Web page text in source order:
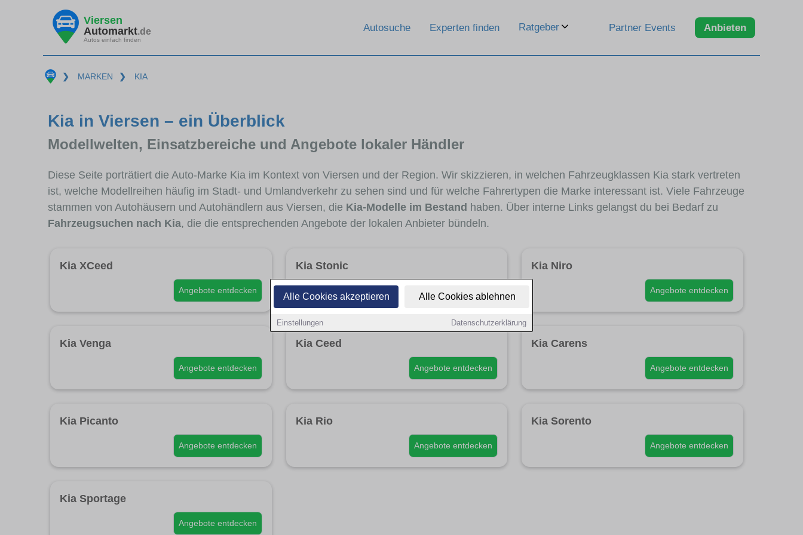
Alle Cookies akzeptieren Alle Cookies ablehnen
Einstellungen Datenschutzerklärung
Viersen
Automarkt.de
Autos einfach finden
Autosuche Experten finden Ratgeber Partner Events Anbieten
❯ MARKEN ❯ KIA
Kia in Viersen – ein Überblick
Modellwelten, Einsatzbereiche und Angebote lokaler Händler
Diese Seite porträtiert die Auto-Marke Kia im Kontext von Viersen und der Region. Wir skizzieren, in welchen Fahrzeugklassen Kia stark vertreten
ist, welche Modellreihen häufig im Stadt- und Umlandverkehr zu sehen sind und für welche Fahrertypen die Marke interessant ist. Viele Fahrzeuge
stammen von Autohäusern und Autohändlern aus Viersen, die Kia-Modelle im Bestand haben. Über interne Links gelangst du bei Bedarf zu
Fahrzeugsuchen nach Kia, die die entsprechenden Angebote der lokalen Anbieter bündeln.
Kia XCeed
Angebote entdecken
Kia Stonic Kia Niro
Angebote entdecken
Kia Venga
Angebote entdecken
Kia Ceed
Angebote entdecken
Kia Carens
Angebote entdecken
Kia Picanto
Angebote entdecken
Kia Rio
Angebote entdecken
Kia Sorento
Angebote entdecken
Kia Sportage
Angebote entdecken